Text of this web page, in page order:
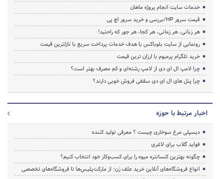
خدمات سایت انجام پروژه ماهان
قیمت سرور HP/بررسی و خرید سرور اچ پی
هر زبانی، هر زمانی، هر کجا، هر جور که راحتید!
رونمایی از سایت بلوباکس با هدف خدمات پرداخت سریع با نازلترین قیمت
خرید تلگرام پرمیوم با ارزان ترین قیمت
چرا لامپ ال ای دی از لامپ رشته‌ای و کم مصرف بهتر است؟
چرا پنل های ال ای دی سقفی فروش خوبی دارند؟
اخبار مرتبط با حوزه
دیسپلی مرغ سوخاری چیست ؟ معرفی تولید کننده
فواید گلاب برای لاغری
چگونه بهترین کنسانتره میوه را برای کسب‌وکار خود انتخاب کنیم؟
انواع فروشگاه‌های آنلاین خرید علف زن؛ از مارکت‌پلیس‌ها تا فروشگاه‌های تخصصی